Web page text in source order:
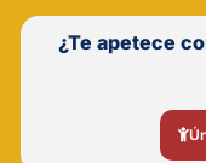
¿Te apetece